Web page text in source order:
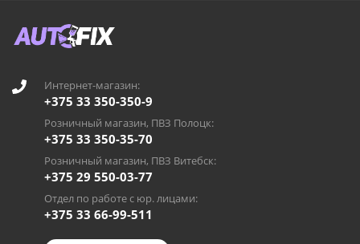
Интернет-магазин:
+375 33 350-350-9
Розничный магазин, ПВЗ Полоцк:
+375 33 350-35-70
Розничный магазин, ПВЗ Витебск:
+375 29 550-03-77
Отдел по работе с юр. лицами:
+375 33 66-99-511